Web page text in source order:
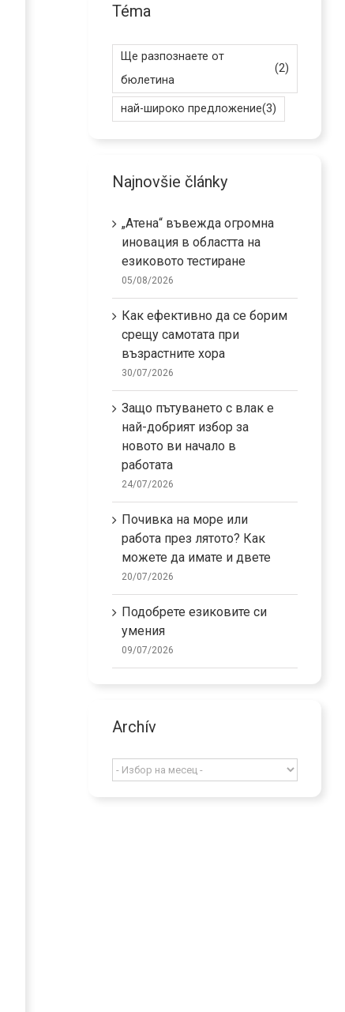
Téma
Ще разпознаете от
бюлетина
(2)
най-широко предложение(3)
Najnovšie články
„Атена“ въвежда огромна
иновация в областта на
езиковото тестиране
05/08/2026
Как ефективно да се борим
срещу самотата при
възрастните хора
30/07/2026
Защо пътуването с влак е
най-добрият избор за
новото ви начало в
работата
24/07/2026
Почивка на море или
работа през лятото? Как
можете да имате и двете
20/07/2026
Подобрете езиковите си
умения
09/07/2026
Archív
Archív